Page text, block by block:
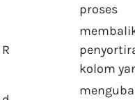
proses
R
kolom